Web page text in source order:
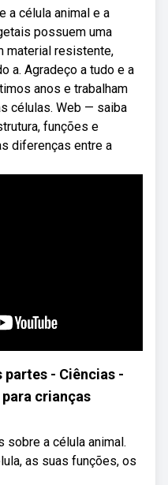
a célula animal e a
possuem uma
material re­sistente,
a. Agradeço a tudo e a
anos e trabalham
células. Web — saiba
funções e
diferenças entre a
partes - Ciências -
crianças
sobre a célula animal.
as suas funções, os